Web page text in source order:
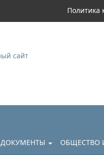
Политика
ДОКУМЕНТЫ ОБЩЕСТВО